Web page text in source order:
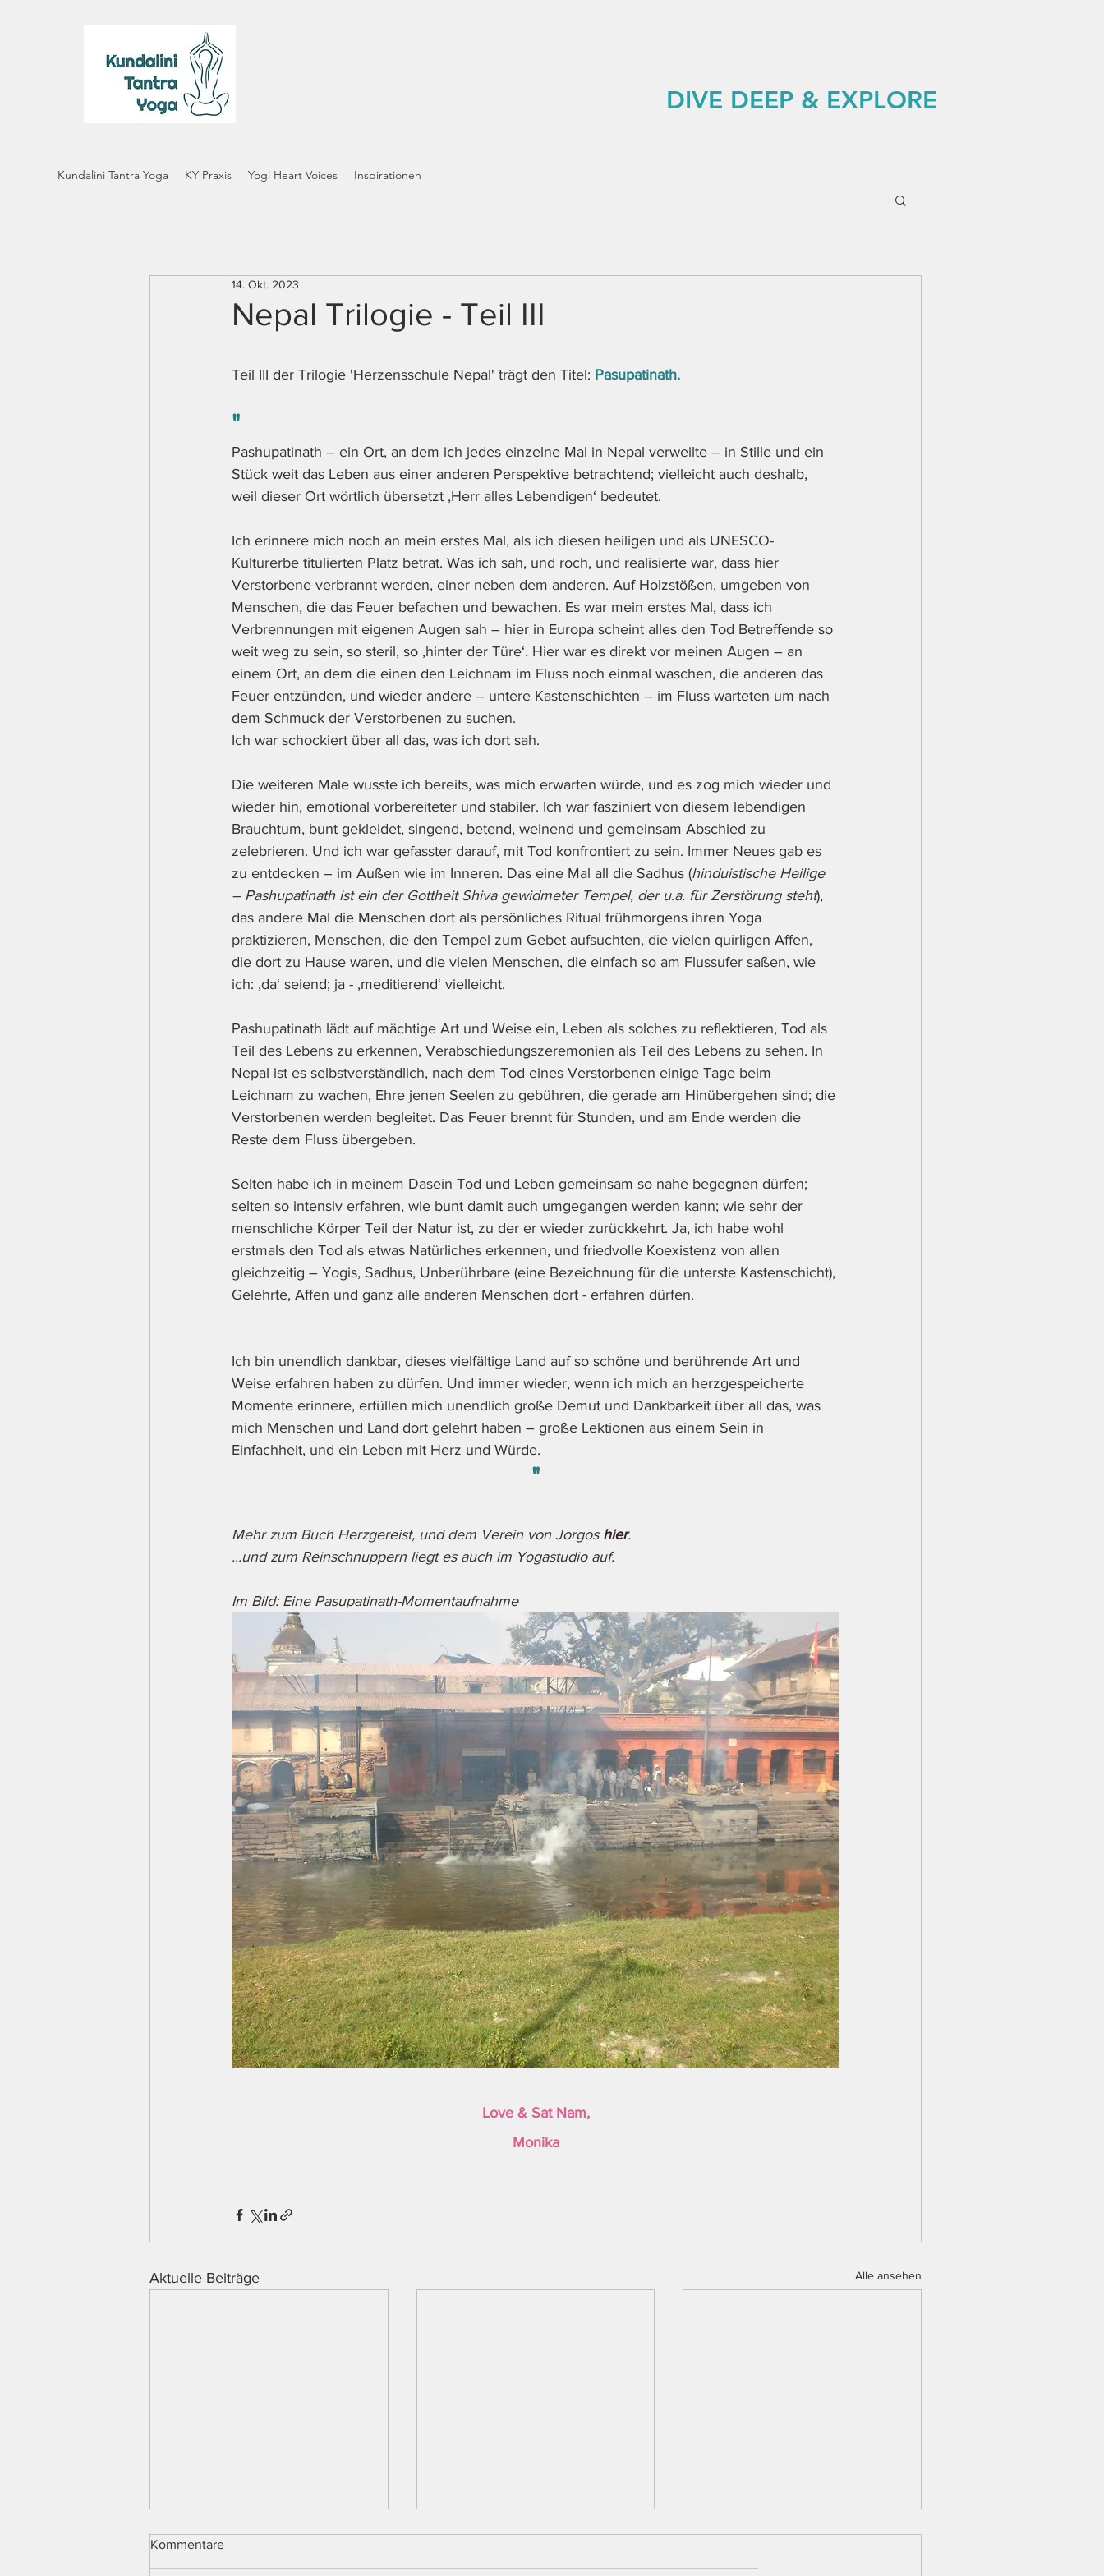
DIVE DEEP & EXPLORE
Kundalini Tantra Yoga KY Praxis Yogi Heart Voices Inspirationen
Nepal Trilogie - Teil III
14. Okt. 2023
Teil III der Trilogie 'Herzensschule Nepal' trägt den Titel: Pasupatinath.
"
Pashupatinath – ein Ort, an dem ich jedes einzelne Mal in Nepal verweilte – in Stille und ein
Stück weit das Leben aus einer anderen Perspektive betrachtend; vielleicht auch deshalb,
weil dieser Ort wörtlich übersetzt ‚Herr alles Lebendigen‘ bedeutet.
Ich erinnere mich noch an mein erstes Mal, als ich diesen heiligen und als UNESCO-
Kulturerbe titulierten Platz betrat. Was ich sah, und roch, und realisierte war, dass hier
Verstorbene verbrannt werden, einer neben dem anderen. Auf Holzstößen, umgeben von
Menschen, die das Feuer befachen und bewachen. Es war mein erstes Mal, dass ich
Verbrennungen mit eigenen Augen sah – hier in Europa scheint alles den Tod Betreffende so
weit weg zu sein, so steril, so ‚hinter der Türe‘. Hier war es direkt vor meinen Augen – an
einem Ort, an dem die einen den Leichnam im Fluss noch einmal waschen, die anderen das
Feuer entzünden, und wieder andere – untere Kastenschichten – im Fluss warteten um nach
dem Schmuck der Verstorbenen zu suchen.
Ich war schockiert über all das, was ich dort sah.
Die weiteren Male wusste ich bereits, was mich erwarten würde, und es zog mich wieder und
wieder hin, emotional vorbereiteter und stabiler. Ich war fasziniert von diesem lebendigen
Brauchtum, bunt gekleidet, singend, betend, weinend und gemeinsam Abschied zu
zelebrieren. Und ich war gefasster darauf, mit Tod konfrontiert zu sein. Immer Neues gab es
zu entdecken – im Außen wie im Inneren. Das eine Mal all die Sadhus (hinduistische Heilige
– Pashupatinath ist ein der Gottheit Shiva gewidmeter Tempel, der u.a. für Zerstörung steht),
das andere Mal die Menschen dort als persönliches Ritual frühmorgens ihren Yoga
praktizieren, Menschen, die den Tempel zum Gebet aufsuchten, die vielen quirligen Affen,
die dort zu Hause waren, und die vielen Menschen, die einfach so am Flussufer saßen, wie
ich: ‚da‘ seiend; ja - ‚meditierend‘ vielleicht.
Pashupatinath lädt auf mächtige Art und Weise ein, Leben als solches zu reflektieren, Tod als
Teil des Lebens zu erkennen, Verabschiedungszeremonien als Teil des Lebens zu sehen. In
Nepal ist es selbstverständlich, nach dem Tod eines Verstorbenen einige Tage beim
Leichnam zu wachen, Ehre jenen Seelen zu gebühren, die gerade am Hinübergehen sind; die
Verstorbenen werden begleitet. Das Feuer brennt für Stunden, und am Ende werden die
Reste dem Fluss übergeben.
Selten habe ich in meinem Dasein Tod und Leben gemeinsam so nahe begegnen dürfen;
selten so intensiv erfahren, wie bunt damit auch umgegangen werden kann; wie sehr der
menschliche Körper Teil der Natur ist, zu der er wieder zurückkehrt. Ja, ich habe wohl
erstmals den Tod als etwas Natürliches erkennen, und friedvolle Koexistenz von allen
gleichzeitig – Yogis, Sadhus, Unberührbare (eine Bezeichnung für die unterste Kastenschicht),
Gelehrte, Affen und ganz alle anderen Menschen dort - erfahren dürfen.
Ich bin unendlich dankbar, dieses vielfältige Land auf so schöne und berührende Art und
Weise erfahren haben zu dürfen. Und immer wieder, wenn ich mich an herzgespeicherte
Momente erinnere, erfüllen mich unendlich große Demut und Dankbarkeit über all das, was
mich Menschen und Land dort gelehrt haben – große Lektionen aus einem Sein in
Einfachheit, und ein Leben mit Herz und Würde.
"
Mehr zum Buch Herzgereist, und dem Verein von Jorgos hier.
...und zum Reinschnuppern liegt es auch im Yogastudio auf.
Im Bild: Eine Pasupatinath-Momentaufnahme
Love & Sat Nam,
Monika
Aktuelle Beiträge Alle ansehen
Kommentare